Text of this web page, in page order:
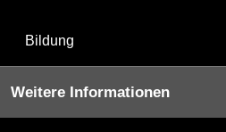
Bildung
Weitere Informationen